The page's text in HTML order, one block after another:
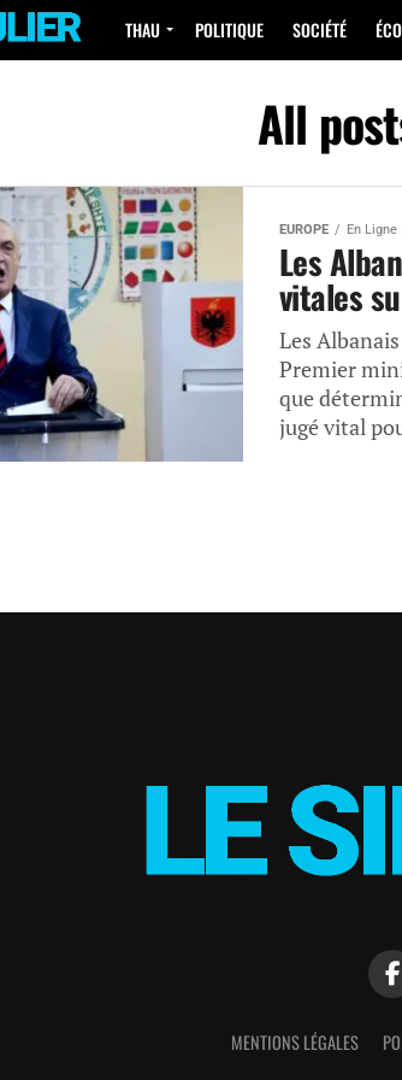
THAU POLITIQUE SOCIÉTÉ
All
EUROPE En Ligne
Les
vitales
Les
Premier
que
jugé vital
MENTIONS LÉGALES